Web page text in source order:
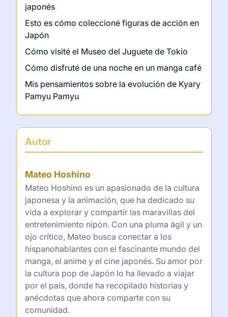
japonés
Esto es cómo coleccioné figuras de acción en
Japón
Cómo visité el Museo del Juguete de Tokio
Cómo disfruté de una noche en un manga café
Mis pensamientos sobre la evolución de Kyary
Pamyu Pamyu
Autor
Mateo Hoshino
Mateo Hoshino es un apasionado de la cultura
japonesa y la animación, que ha dedicado su
vida a explorar y compartir las maravillas del
entretenimiento nipón. Con una pluma ágil y un
ojo crítico, Mateo busca conectar a los
hispanohablantes con el fascinante mundo del
manga, el anime y el cine japonés. Su amor por
la cultura pop de Japón lo ha llevado a viajar
por el país, donde ha recopilado historias y
anécdotas que ahora comparte con su
comunidad.